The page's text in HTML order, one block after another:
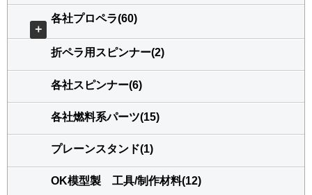
＋
各社プロペラ(60)
折ペラ用スピンナー(2)
各社スピンナー(6)
各社燃料系パーツ(15)
プレーンスタンド(1)
OK模型製 工具/制作材料(12)